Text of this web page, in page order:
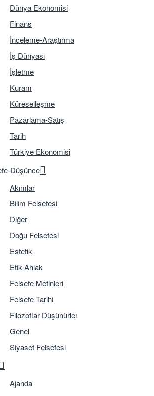
Dünya Ekonomisi
Finans
İnceleme-Araştırma
İş Dünyası
İşletme
Kuram
Küreselleşme
Pazarlama-Satış
Tarih
Türkiye Ekonomisi
Düşünce
Akımlar
Bilim Felsefesi
Diğer
Doğu Felsefesi
Estetik
Etik-Ahlak
Felsefe Metinleri
Felsefe Tarihi
Filozoflar-Düşünürler
Genel
Siyaset Felsefesi
Ajanda